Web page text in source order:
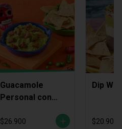
Guacamole
Personal con
$26.900
Dip
$20.900